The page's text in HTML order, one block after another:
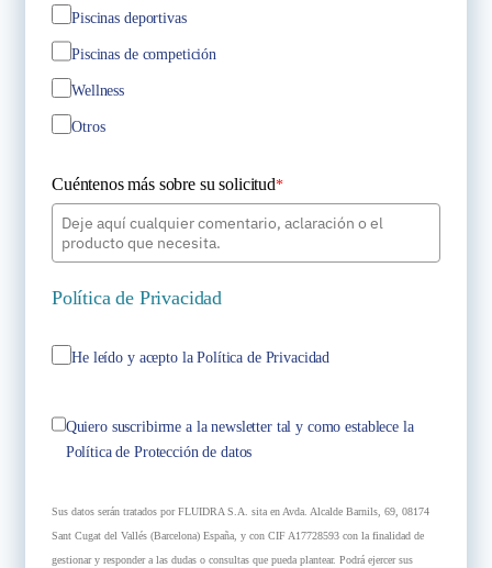
Piscinas deportivas
Piscinas de competición
Wellness
Otros
Cuéntenos más sobre su solicitud*
Política de Privacidad
He leído y acepto la Política de Privacidad
Quiero suscribirme a la newsletter tal y como establece la
Política de Protección de datos
Sus datos serán tratados por FLUIDRA S.A. sita en Avda. Alcalde Barnils, 69, 08174
Sant Cugat del Vallés (Barcelona) España, y con CIF A17728593 con la finalidad de
gestionar y responder a las dudas o consultas que pueda plantear. Podrá ejercer sus